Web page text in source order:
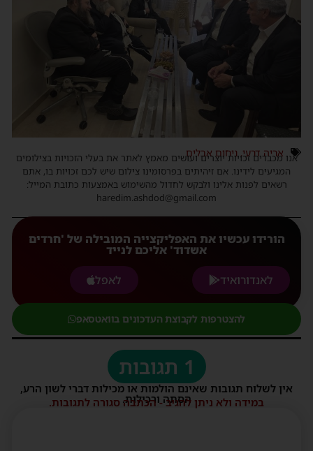
אריה דרעי, ניחום אבלים
אנו מכבדים זכויות יוצרים ועושים מאמץ לאתר את בעלי הזכויות בצילומים
המגיעים לידינו. אם זיהיתים בפרסומינו צילום שיש לכם זכויות בו, אתם
רשאים לפנות אלינו ולבקש לחדול מהשימוש באמצעות כתובת המייל:
haredim.ashdod@gmail.com
הורידו עכשיו את האפליקצייה המובילה של 'חרדים
אשדוד' אליכם לנייד
לאנדורואיד
לאפל
להצטרפות לקבוצת העדכונים בוואטסאפ
1 תגובות
אין לשלוח תגובות שאינם הולמות או מכילות דברי לשון הרע,
הסתה ורכילות.
במידה ולא ניתן להגיב - הכתבה סגורה לתגובות.